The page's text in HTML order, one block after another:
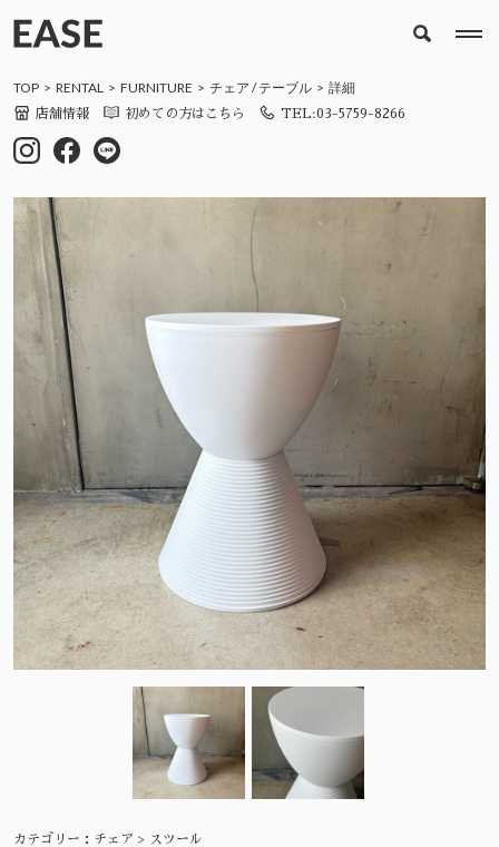
TOP RENTAL FURNITURE チェア /テーブル 詳細
店舗情報 初めての方はこちら TEL:03-5759-8266
カテゴリー： チェア > スツール